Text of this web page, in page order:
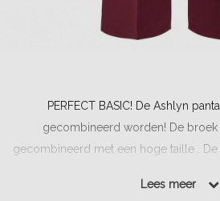
PERFECT BASIC! De Ashlyn
gecombineerd worden! De
gecombineerd met een hoge taille .
Lees meer
Lees meer